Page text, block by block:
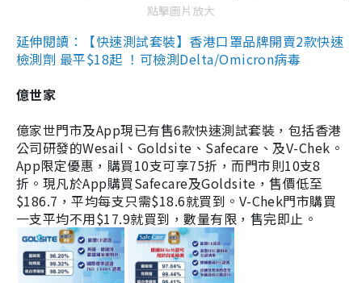
點擊圖片放大
延伸閱讀：【快速測試套裝】香港口罩品牌開賣2款快速
檢測劑 最平$18起 ！可檢測Delta/Omicron病毒
億世家
億家世門市及App現已有售6款快速測試套裝，包括香港
公司研發的Wesail、Goldsite、Safecare、及V-Chek。
App限定優惠，購買10支可享75折，而門市則10支8
折。現凡於App購買Safecare及Goldsite，售價低至
$186.7，平均每支只需$18.6就買到。V-Chek門市購買
一支平均不用$17.9就買到，數量有限，售完即止。